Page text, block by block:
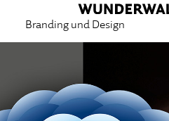
Branding und Design